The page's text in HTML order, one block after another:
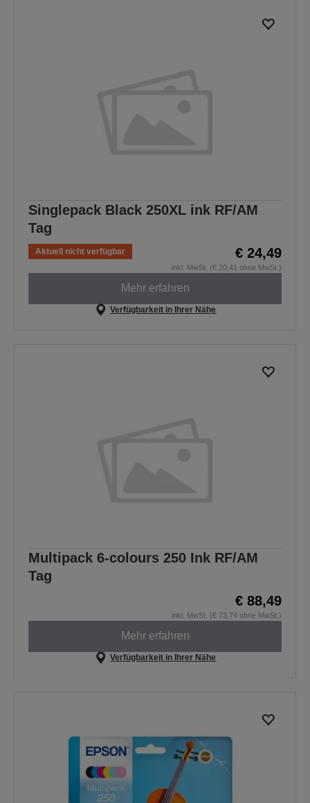
Singlepack Black 250XL ink RF/AM
Tag
Aktuell nicht verfügbar € 24,49
inkl. MwSt. (€ 20,41 ohne MwSt.)
Mehr erfahren
Verfügbarkeit in Ihrer Nähe
Multipack 6-colours 250 Ink RF/AM
Tag
€ 88,49
inkl. MwSt. (€ 73,74 ohne MwSt.)
Mehr erfahren
Verfügbarkeit in Ihrer Nähe